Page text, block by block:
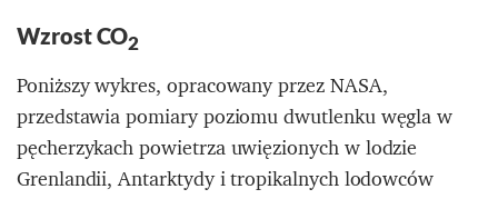
Wzrost CO2
Poniższy wykres, opracowany przez NASA,
przedstawia pomiary poziomu dwutlenku węgla w
pęcherzykach powietrza uwięzionych w lodzie
Grenlandii, Antarktydy i tropikalnych lodowców